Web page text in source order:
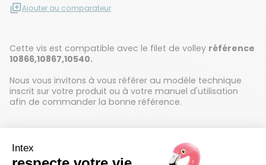
Ajouter au comparateur
Cette vis est compatible avec le filet de volley référence
10866,10867,10540.
Nous vous invitons à vous référer au modèle technique
inscrit sur votre produit ou à votre manuel d'utilisation
afin de commander la bonne référence.
Détails techniques